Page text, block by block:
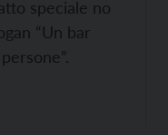
speciale no
“Un bar